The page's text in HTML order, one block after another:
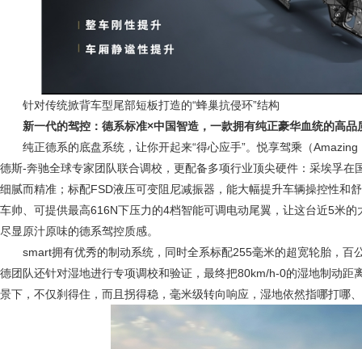
针对传统掀背车型尾部短板打造的“蜂巢抗侵环”结构
新一代的驾控：德系标准×中国智造，一款拥有纯正豪华血统的高品
纯正德系的底盘系统，让你开起来“得心应手”。悦享驾乘（
德斯-奔驰全球专家团队联合调校，更配备多项行业顶尖硬件：采埃孚在
细腻而精准；标配FSD液压可变阻尼减振器，能大幅提升车辆操控性和
车帅、可提供最高616N下压力的4档智能可调电动尾翼，让这台近5米
尽显原汁原味的德系驾控质感。
smart拥有优秀的制动系统，同时全系标配255毫米的超宽轮胎，百
德团队还针对湿地进行专项调校和验证，最终把80km/h-0的湿地制动距
景下，不仅刹得住，而且拐得稳，毫米级转向响应，湿地依然指哪打哪